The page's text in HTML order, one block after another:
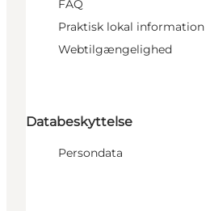
FAQ
Praktisk lokal information
Webtilgængelighed
Databeskyttelse
Persondata